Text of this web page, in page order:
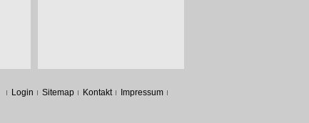
Login Sitemap Kontakt Impressum